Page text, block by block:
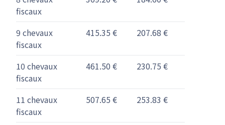
fiscaux
9 chevaux
fiscaux
415.35 € 207.68 €
10 chevaux
fiscaux
461.50 € 230.75 €
11 chevaux
fiscaux
507.65 € 253.83 €